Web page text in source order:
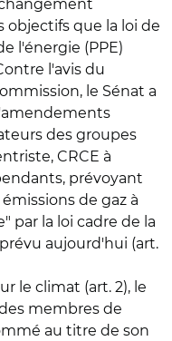
objectifs que la loi de
l'énergie (PPE)
l'avis du
le Sénat a
des groupes
CRCE à
prévoyant
de gaz à
par la loi cadre de la
aujourd'hui (art.
le climat (art. 2), le
membres de
au titre de son